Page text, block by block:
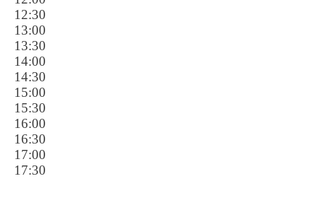
12:30
13:00
13:30
14:00
14:30
15:00
15:30
16:00
16:30
17:00
17:30